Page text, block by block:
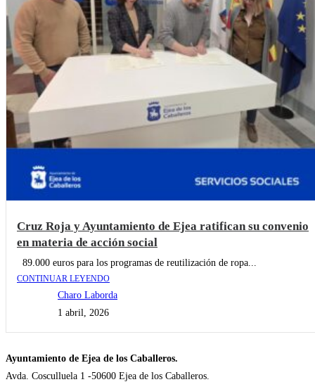
Cruz Roja y Ayuntamiento de Ejea ratifican su convenio
en materia de acción social
89.000 euros para los programas de reutilización de ropa...
CONTINUAR LEYENDO
Charo Laborda
1 abril, 2026
Ayuntamiento de Ejea de los Caballeros.
Avda. Cosculluela 1 -50600 Ejea de los Caballeros.